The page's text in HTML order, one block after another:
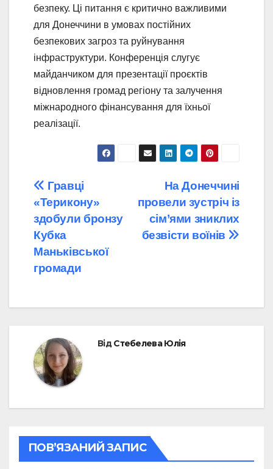
безпеку. Ці питання є критично важливими
для Донеччини в умовах постійних
безпекових загроз та руйнування
інфраструктури. Конференція слугує
майданчиком для презентації проєктів
відновлення громад регіону та залучення
міжнародного фінансування для їхньої
реалізації.
Навігація
записів
На Донеччині
провели зустріч із
сім’ями зниклих
безвісти воїнів
Гравці
«Терикону»
здобули бронзу
Кубка
Маньківської
громади
ВідСтебелева Юлія
ПОВ’ЯЗАНИЙ ЗАПИС